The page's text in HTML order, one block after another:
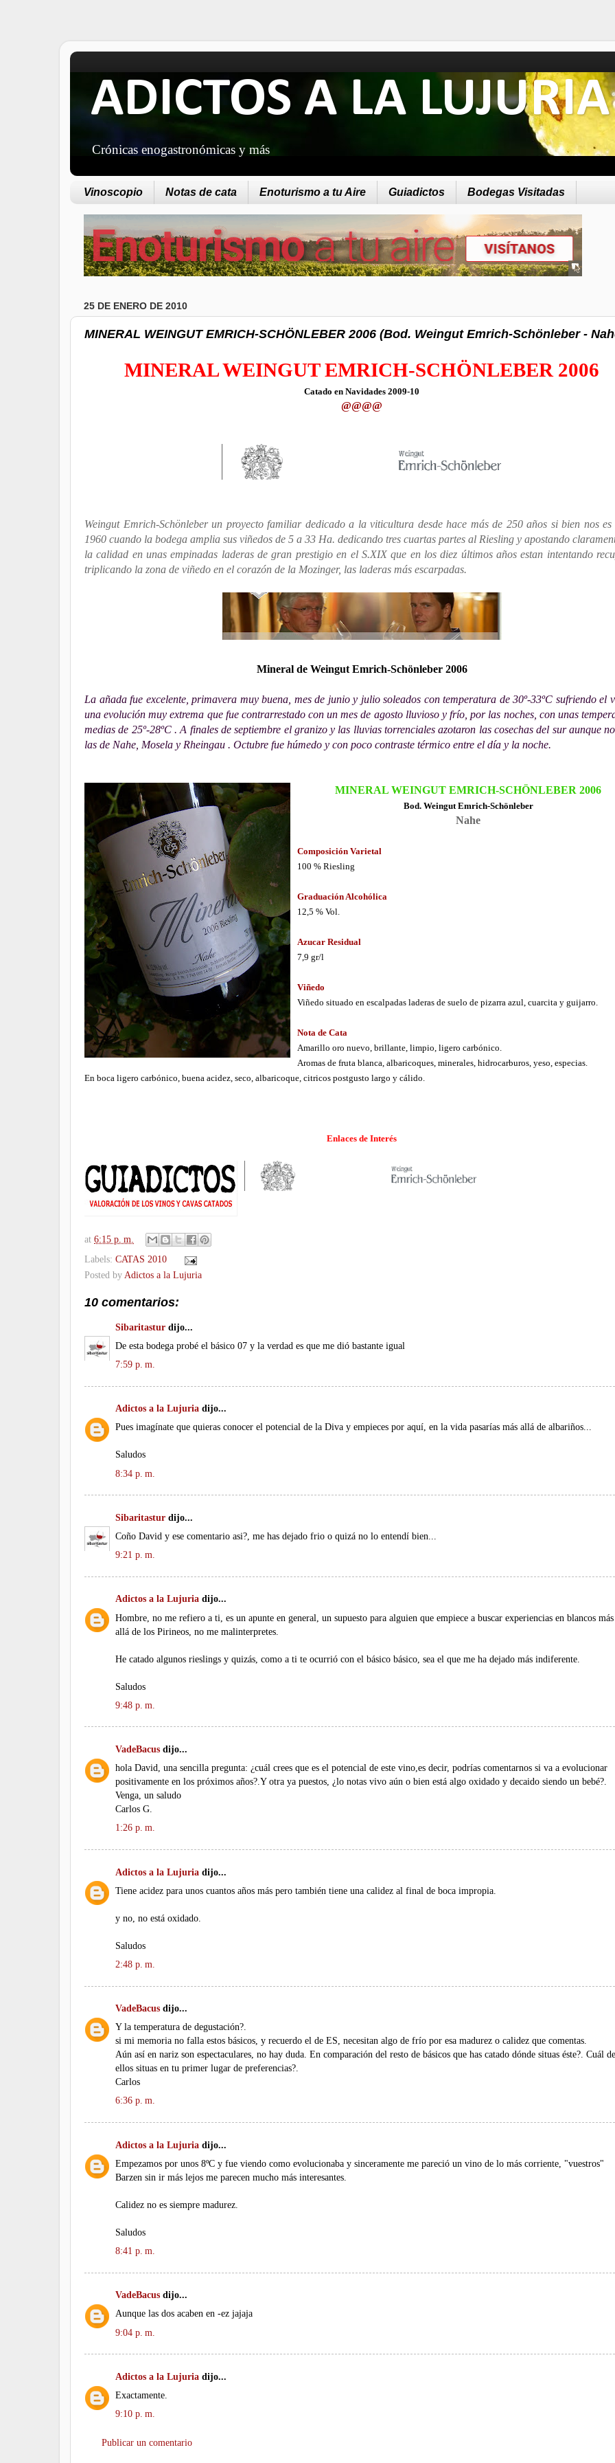
ADICTOS A LA LUJURIA
Crónicas enogastronómicas y más
Vinoscopio Notas de cata Enoturismo a tu Aire Guiadictos Bodegas Visitadas
25 DE ENERO DE 2010
MINERAL WEINGUT EMRICH-SCHÖNLEBER 2006 (Bod. Weingut Emrich-Schönleber -
MINERAL WEINGUT EMRICH-SCHÖNLEBER 2006
Catado en Navidades 2009-10
@@@@
Weingut Emrich-Schönleber un proyecto familiar dedicado a la viticultura desde hace más de 250 años si bien nos es
1960 cuando la bodega amplia sus viñedos de 5 a 33 Ha. dedicando tres cuartas partes al Riesling y apostando
la calidad en unas empinadas laderas de gran prestigio en el S.XIX que en los diez últimos años estan intentando
triplicando la zona de viñedo en el corazón de la Mozinger, las laderas más escarpadas.
Mineral de Weingut Emrich-Schönleber 2006
La añada fue excelente, primavera muy buena, mes de junio y julio soleados con temperatura de 30º-33ºC sufriendo el
una evolución muy extrema que fue contrarrestado con un mes de agosto lluvioso y frío, por las noches, con unas
medias de 25º-28ºC . A finales de septiembre el granizo y las lluvias torrenciales azotaron las cosechas del sur aunque
las de Nahe, Mosela y Rheingau . Octubre fue húmedo y con poco contraste térmico entre el día y la noche.
MINERAL WEINGUT EMRICH-SCHÖNLEBER 2006
Bod. Weingut Emrich-Schönleber
Nahe
Composición Varietal
100 % Riesling
Graduación Alcohólica
12,5 % Vol.
Azucar Residual
7,9 gr/l
Viñedo
Viñedo situado en escalpadas laderas de suelo de pizarra azul, cuarcita y guijarro.
Nota de Cata
Amarillo oro nuevo, brillante, limpio, ligero carbónico.
Aromas de fruta blanca, albaricoques, minerales, hidrocarburos, yeso, especias.
En boca ligero carbónico, buena acidez, seco, albaricoque, citricos postgusto largo y cálido.
Enlaces de Interés
at 6:15 p. m.
Labels: CATAS 2010
Posted byAdictos a la Lujuria
10 comentarios:
Sibaritastur dijo...
De esta bodega probé el básico 07 y la verdad es que me dió bastante igual
7:59 p. m.
Adictos a la Lujuria dijo...
Pues imagínate que quieras conocer el potencial de la Diva y empieces por aquí, en la vida pasarías más allá de albariños...
Saludos
8:34 p. m.
Sibaritastur dijo...
Coño David y ese comentario asi?, me has dejado frio o quizá no lo entendí bien...
9:21 p. m.
Adictos a la Lujuria dijo...
Hombre, no me refiero a ti, es un apunte en general, un supuesto para alguien que empiece a buscar experiencias en blancos más
allá de los Pirineos, no me malinterpretes.
He catado algunos rieslings y quizás, como a ti te ocurrió con el básico básico, sea el que me ha dejado más indiferente.
Saludos
9:48 p. m.
VadeBacus dijo...
hola David, una sencilla pregunta: ¿cuál crees que es el potencial de este vino,es decir, podrías comentarnos si va a evolucionar
positivamente en los próximos años?.Y otra ya puestos, ¿lo notas vivo aún o bien está algo oxidado y decaido siendo un bebé?.
Venga, un saludo
Carlos G.
1:26 p. m.
Adictos a la Lujuria dijo...
Tiene acidez para unos cuantos años más pero también tiene una calidez al final de boca impropia.
y no, no está oxidado.
Saludos
2:48 p. m.
VadeBacus dijo...
Y la temperatura de degustación?.
si mi memoria no falla estos básicos, y recuerdo el de ES, necesitan algo de frío por esa madurez o calidez que comentas.
Aún así en nariz son espectaculares, no hay duda. En comparación del resto de básicos que has catado dónde situas éste?. Cuál de
ellos situas en tu primer lugar de preferencias?.
Carlos
6:36 p. m.
Adictos a la Lujuria dijo...
Empezamos por unos 8ºC y fue viendo como evolucionaba y sinceramente me pareció un vino de lo más corriente, "vuestros"
Barzen sin ir más lejos me parecen mucho más interesantes.
Calidez no es siempre madurez.
Saludos
8:41 p. m.
VadeBacus dijo...
Aunque las dos acaben en -ez jajaja
9:04 p. m.
Adictos a la Lujuria dijo...
Exactamente.
9:10 p. m.
Publicar un comentario